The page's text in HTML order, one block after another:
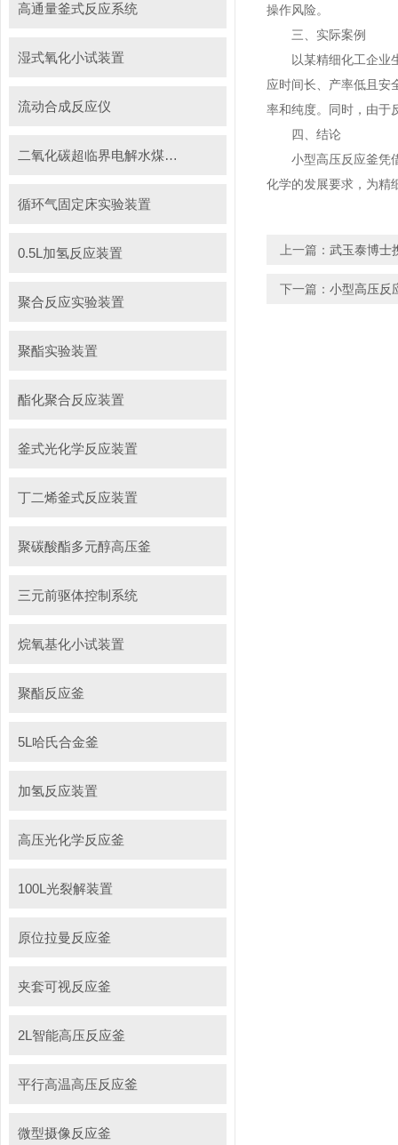
高通量釜式反应系统
湿式氧化小试装置
流动合成反应仪
二氧化碳超临界电解水煤浆制甲烷装置
循环气固定床实验装置
0.5L加氢反应装置
聚合反应实验装置
聚酯实验装置
酯化聚合反应装置
釜式光化学反应装置
丁二烯釜式反应装置
聚碳酸酯多元醇高压釜
三元前驱体控制系统
烷氧基化小试装置
聚酯反应釜
5L哈氏合金釜
加氢反应装置
高压光化学反应釜
100L光裂解装置
原位拉曼反应釜
夹套可视反应釜
2L智能高压反应釜
平行高温高压反应釜
微型摄像反应釜
操作风险。
三、实际案例
以某精细化工企业生
应时间长、产率低且安
率和纯度。同时，由于
四、结论
小型高压反应釜凭借
化学的发展要求，为精
上一篇： 武玉泰博士
下一篇： 小型高压反